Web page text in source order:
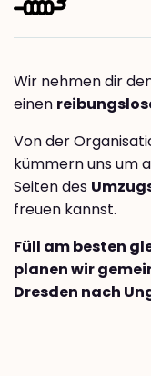
Wir nehmen dir
einen
Von der
kümmern uns um
Seiten des
freuen kannst.
Füll am besten
planen wir
Dresden nach